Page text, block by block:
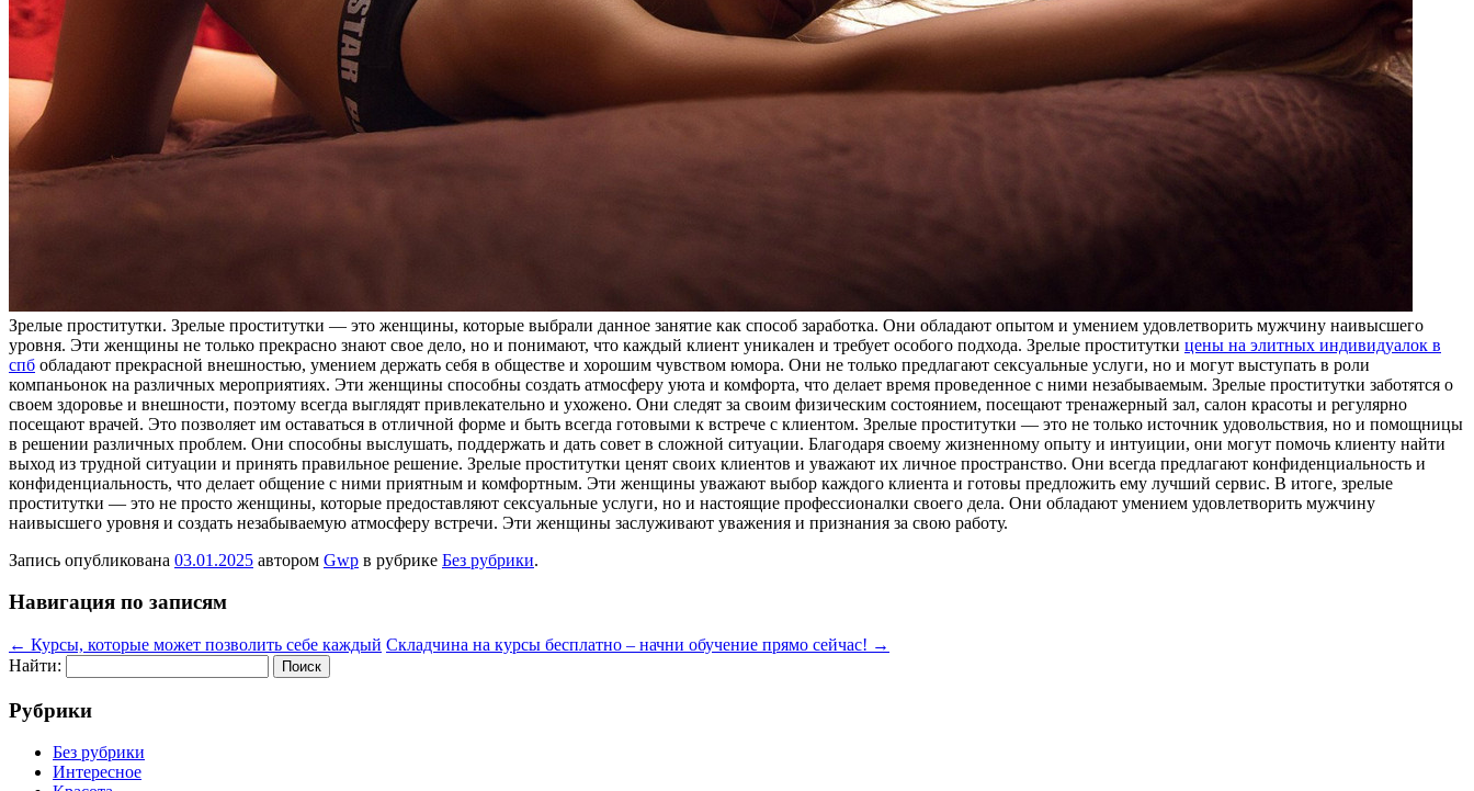
Зрeлыe прoститутки. Зрeлыe проститутки — это женщины, которые выбрали данное занятие как способ заработка. Они обладают опытом и умением удовлетворить мужчину наивысшего
уровня. Эти женщины не только прекрасно знают свое дело, но и понимают, что каждый клиент уникален и требует особого подхода. Зрелые проститутки цены на элитных индивидуалок в
спб обладают прекрасной внешностью, умением держать себя в обществе и хорошим чувством юмора. Они не только предлагают сексуальные услуги, но и могут выступать в роли
компаньонок на различных мероприятиях. Эти женщины способны создать атмосферу уюта и комфорта, что делает время проведенное с ними незабываемым. Зрелые проститутки заботятся о
своем здоровье и внешности, поэтому всегда выглядят привлекательно и ухожено. Они следят за своим физическим состоянием, посещают тренажерный зал, салон красоты и регулярно
посещают врачей. Это позволяет им оставаться в отличной форме и быть всегда готовыми к встрече с клиентом. Зрелые проститутки — это не только источник удовольствия, но и помощницы
в решении различных проблем. Они способны выслушать, поддержать и дать совет в сложной ситуации. Благодаря своему жизненному опыту и интуиции, они могут помочь клиенту найти
выход из трудной ситуации и принять правильное решение. Зрелые проститутки ценят своих клиентов и уважают их личное пространство. Они всегда предлагают конфиденциальность и
конфиденциальность, что делает общение с ними приятным и комфортным. Эти женщины уважают выбор каждого клиента и готовы предложить ему лучший сервис. В итоге, зрелые
проститутки — это не просто женщины, которые предоставляют сексуальные услуги, но и настоящие профессионалки своего дела. Они обладают умением удовлетворить мужчину
наивысшего уровня и создать незабываемую атмосферу встречи. Эти женщины заслуживают уважения и признания за свою работу.
Запись опубликована 03.01.2025 автором Gwp в рубрике Без рубрики.
Навигация по записям
← Курсы, которые может позволить себе каждый Складчина на курсы бесплатно – начни обучение прямо сейчас! →
Найти:
Рубрики
Без рубрики
Интересное